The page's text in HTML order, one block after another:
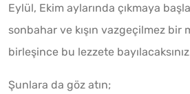
Eylül, Ekim aylarında çıkmaya
sonbahar ve kışın vazgeçilmez bir
birleşince bu lezzete
Şunlara da göz atın;